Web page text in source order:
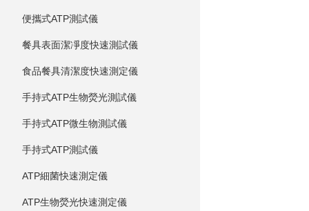
便攜式ATP測試儀
餐具表面潔凈度快速測試儀
食品餐具清潔度快速測定儀
手持式ATP生物熒光測試儀
手持式ATP微生物測試儀
手持式ATP測試儀
ATP細菌快速測定儀
ATP生物熒光快速測定儀